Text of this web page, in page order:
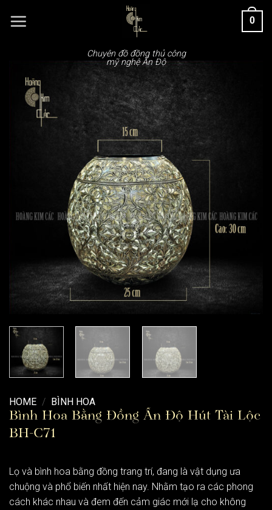
đến
Chuyên đồ đồng thủ công
mỹ nghệ Ấn Độ
0
HOME / BÌNH HOA
Bình Hoa Bằng Đồng Ấn Độ Hút Tài Lộc
BH-C71
Lọ và bình hoa bằng đồng trang trí, đang là vật dụng ưa
chuộng và phổ biến nhất hiện nay. Nhằm tạo ra các phong
cách khác nhau và đem đến cảm giác mới lạ cho không